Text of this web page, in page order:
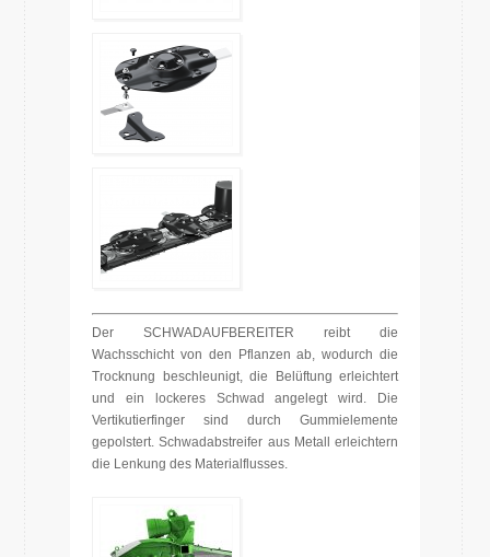
Der SCHWADAUFBEREITER reibt die
Wachsschicht von den Pflanzen ab, wodurch die
Trocknung beschleunigt, die Belüftung erleichtert
und ein lockeres Schwad angelegt wird. Die
Vertikutierfinger sind durch Gummielemente
gepolstert. Schwadabstreifer aus Metall erleichtern
die Lenkung des Materialflusses.